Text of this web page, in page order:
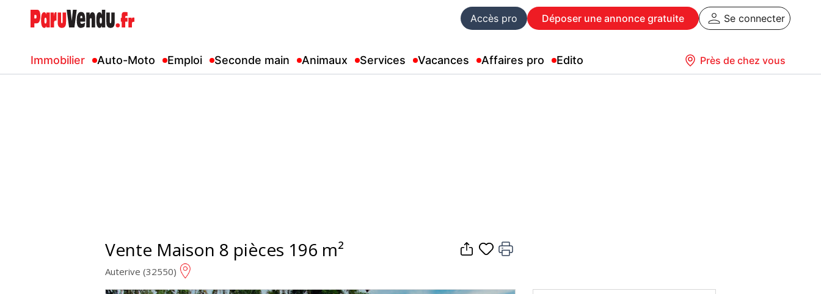
Accès pro Déposer une annonce gratuite Se connecter
Immobilier Auto-Moto Emploi Seconde main Animaux Services Vacances Affaires pro Edito Près de chez vous
Vente Maison 8 pièces 196 m²
Auterive (32550)